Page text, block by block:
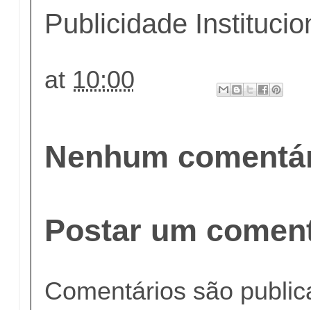
Publicidade
at 10:00
Nenhum
Postar um
Comentários são